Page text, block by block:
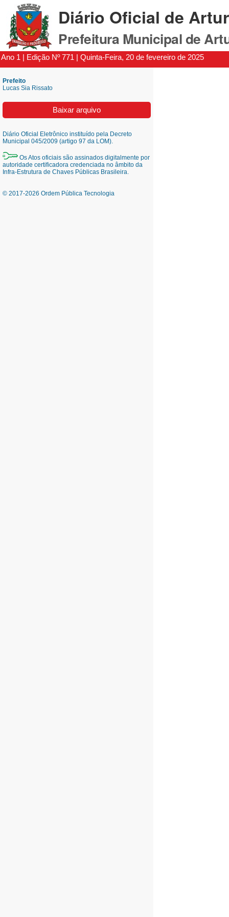
Diário Oficial de
Prefeitura Municipal de
Ano 1 | Edição Nº 771 | Quinta-Feira, 20 de fevereiro de 2025
Prefeito
Lucas Sia Rissato
Baixar arquivo
Diário Oficial Eletrônico instituído pela Decreto
Municipal 045/2009 (artigo 97 da LOM).
Os Atos oficiais são assinados digitalmente por
autoridade certificadora credenciada no âmbito da
Infra-Estrutura de Chaves Públicas Brasileira.
© 2017-2026 Ordem Pública Tecnologia